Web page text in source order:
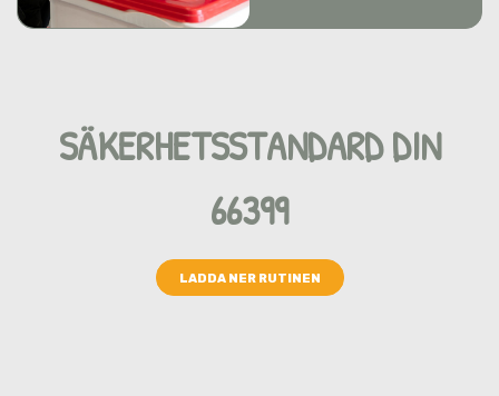
SÄKERHETSSTANDARD DIN
66399
LADDA NER RUTINEN